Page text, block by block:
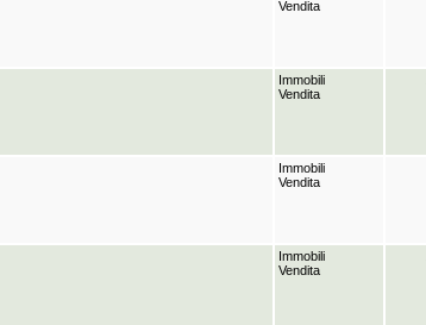
Vendita
Immobili
Vendita
Immobili
Vendita
Immobili
Vendita